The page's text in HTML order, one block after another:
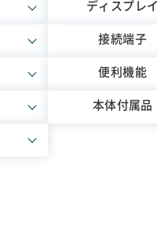
ディスプレイ
接続端子
便利機能
本体付属品